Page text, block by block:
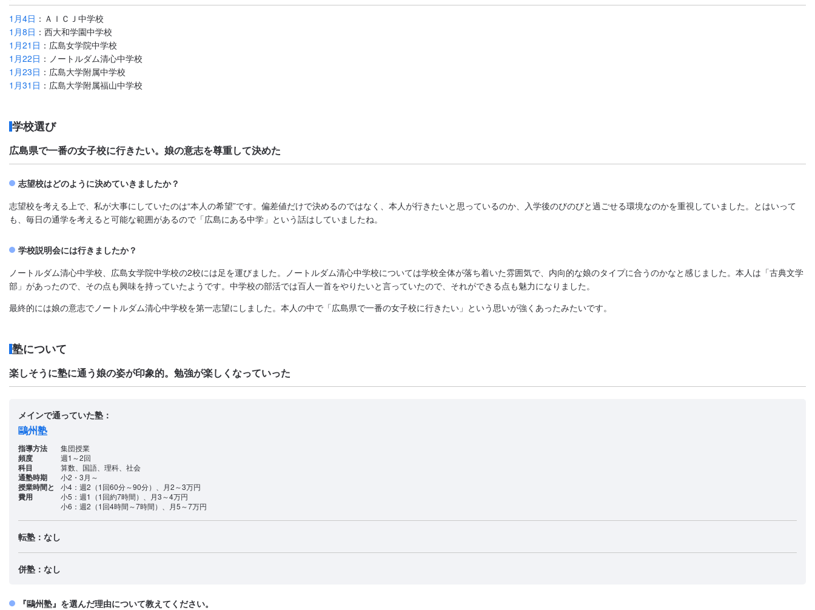
1月4日 ：ＡＩＣＪ中学校
1月8日 ：西大和学園中学校
1月21日 ：広島女学院中学校
1月22日 ：ノートルダム清心中学校
1月23日 ：広島大学附属中学校
1月31日 ：広島大学附属福山中学校
学校選び
広島県で一番の女子校に行きたい。娘の意志を尊重して決めた
志望校はどのように決めていきましたか？
志望校を考える上で、私が大事にしていたのは“本人の希望”です。偏差値だけで決めるのではなく、本人が行きたいと思っているのか、入学後のびのびと過ごせる環境なのかを重視していました。とはいって
も、毎日の通学を考えると可能な範囲があるので「広島にある中学」という話はしていましたね。
学校説明会には行きましたか？
ノートルダム清心中学校、広島女学院中学校の2校には足を運びました。ノートルダム清心中学校については学校全体が落ち着いた雰囲気で、内向的な娘のタイプに合うのかなと感じました。本人は「古典文学
部」があったので、その点も興味を持っていたようです。中学校の部活では百人一首をやりたいと言っていたので、それができる点も魅力になりました。
最終的には娘の意志でノートルダム清心中学校を第一志望にしました。本人の中で「広島県で一番の女子校に行きたい」という思いが強くあったみたいです。
塾について
楽しそうに塾に通う娘の姿が印象的。勉強が楽しくなっていった
メインで通っていた塾：
鷗州塾
指導方法 集団授業
頻度 週1～2回
科目 算数、国語、理科、社会
通塾時期 小2・3月～
授業時間と
費用
小4：週2（1回60分～90分）、月2～3万円
小5：週1（1回約7時間）、月3～4万円
小6：週2（1回4時間～7時間）、月5～7万円
転塾：なし
併塾：なし
『鷗州塾』を選んだ理由について教えてください。